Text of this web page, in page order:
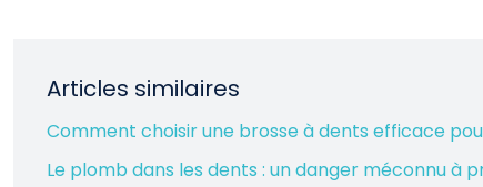
Articles similaires
Comment choisir une brosse à dents efficace
Le plomb dans les dents : un danger méconnu à